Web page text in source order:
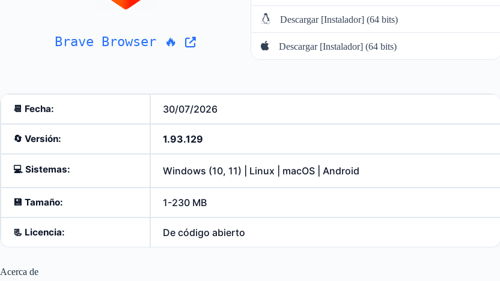
Brave Browser 🔥
Descargar [Instalador] (64 bits)
Descargar [Instalador] (64 bits)
📆 Fecha: 30/07/2026
🔄️ Versión: 1.93.129
💻 Sistemas: Windows (10, 11) | Linux | macOS | Android
💾 Tamaño: 1-230 MB
📃 Licencia: De código abierto
Acerca de